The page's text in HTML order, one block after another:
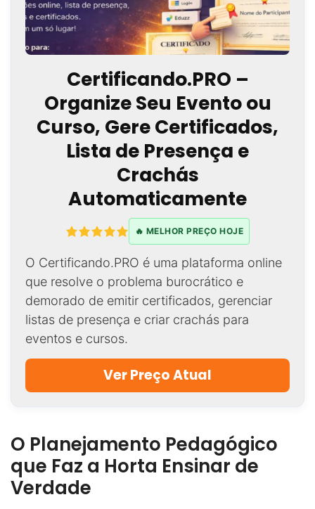
Certificando.PRO –
Organize Seu Evento ou
Curso, Gere Certificados,
Lista de Presença e
Crachás
Automaticamente
🔥 MELHOR PREÇO HOJE
O Certificando.PRO é uma plataforma online
que resolve o problema burocrático e
demorado de emitir certificados, gerenciar
listas de presença e criar crachás para
eventos e cursos.
Ver Preço Atual
O Planejamento Pedagógico
que Faz a Horta Ensinar de
Verdade